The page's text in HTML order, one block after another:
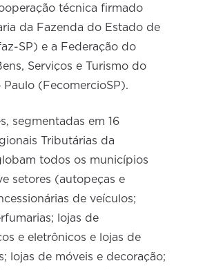
técnica firmado
da Fazenda do Estado de
SP) e a Federação do
Serviços e Turismo do
Paulo (FecomercioSP).
segmentadas em 16
Tributárias da
todos os municípios
setores (autopeças e
de veículos;
lojas de
e eletrônicos e lojas de
lojas de móveis e decoração;